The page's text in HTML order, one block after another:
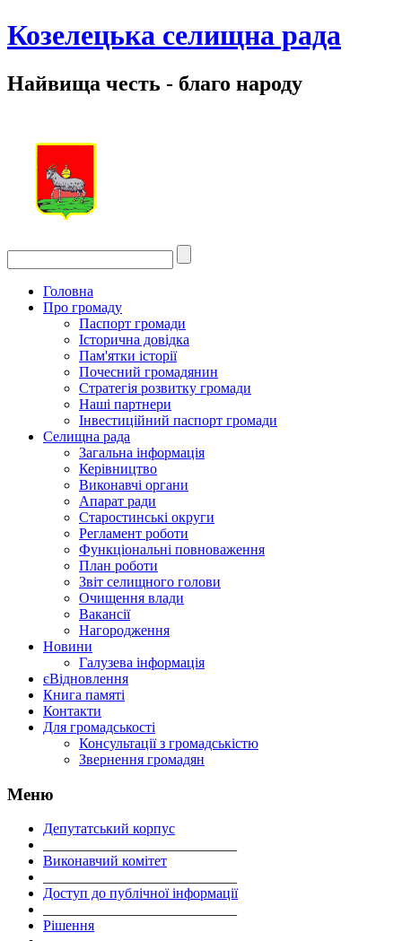
Козелецька селищна рада
Найвища честь - благо народу
Головна
Про громаду
Паспорт громади
Історична довідка
Пам'ятки історії
Почесний громадянин
Стратегія розвитку громади
Наші партнери
Інвестиційний паспорт громади
Селищна рада
Загальна інформація
Керівництво
Виконавчі органи
Апарат ради
Старостинські округи
Регламент роботи
Функціональні повноваження
План роботи
Звіт селищного голови
Очищення влади
Вакансії
Нагородження
Новини
Галузева інформація
єВідновлення
Книга памяті
Контакти
Для громадськості
Консультації з громадськістю
Звернення громадян
Меню
Депутатський корпус
Виконавчий комітет
Доступ до публічної інформації
Рішення